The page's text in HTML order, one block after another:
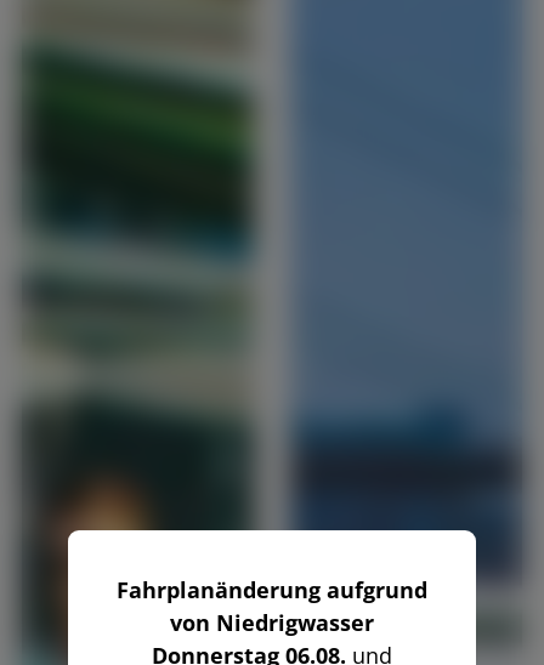
Fahrplanänderung aufgrund
von Niedrigwasser
Donnerstag 06.08. und